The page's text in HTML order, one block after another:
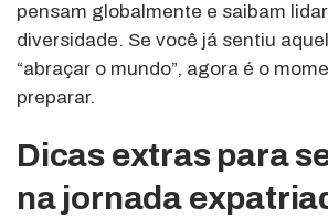
pensam globalmente e saibam
diversidade. Se você já sentiu
“abraçar o mundo”, agora é o
preparar.
Dicas extras para
na jornada